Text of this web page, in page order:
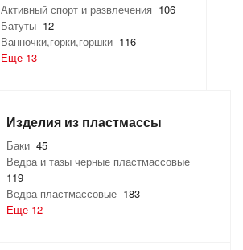
Активный спорт и развлечения 106
Батуты 12
Ванночки,горки,горшки 116
Еще 13
Изделия из пластмассы
Баки 45
Ведра и тазы черные пластмассовые
119
Ведра пластмассовые 183
Еще 12